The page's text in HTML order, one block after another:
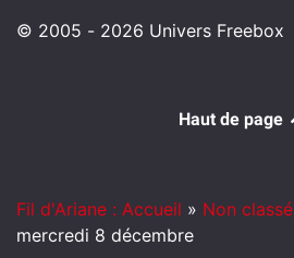
© 2005 - 2026 Univers Freebox
Haut de page
Fil d'Ariane : Accueil » Non classé
mercredi 8 décembre